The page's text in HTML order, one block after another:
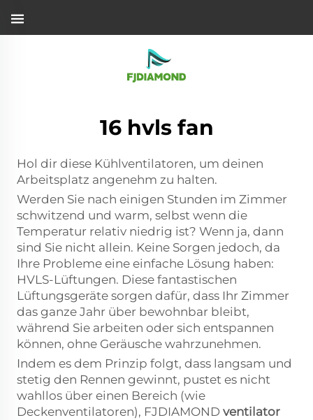
16 hvls fan
Hol dir diese Kühlventilatoren, um deinen
Arbeitsplatz angenehm zu halten.
Werden Sie nach einigen Stunden im Zimmer
schwitzend und warm, selbst wenn die
Temperatur relativ niedrig ist? Wenn ja, dann
sind Sie nicht allein. Keine Sorgen jedoch, da
Ihre Probleme eine einfache Lösung haben:
HVLS-Lüftungen. Diese fantastischen
Lüftungsgeräte sorgen dafür, dass Ihr Zimmer
das ganze Jahr über bewohnbar bleibt,
während Sie arbeiten oder sich entspannen
können, ohne Geräusche wahrzunehmen.
Indem es dem Prinzip folgt, dass langsam und
stetig den Rennen gewinnt, pustet es nicht
wahllos über einen Bereich (wie
Deckenventilatoren), FJDIAMOND ventilator